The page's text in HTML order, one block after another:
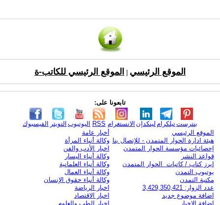
الموقع الرئيسي الموقع الرئيسي للكاتب-ة
تابعونا على:
الفيسبوك التويتر اليوتيوب RSS الانستغرام لينكدإن تيلكرامبنترست
الموقع الرئيسي
هيئة ادارة الحوار المتمدن - للإتصال بنا
إحصائيات مؤسسة الحوار المتمدن
قواعد النشر
ابرز كتاب / كاتبات الحوار المتمدن
يوتيوب التمدن
مكتبة التمدن
عدد الزوار: 3,429,350,421
اضافة موضوع جديد
اضافة الاخبار
أخبار عامة
وكالة أنباء المرأة
اخبار الأدب والفن
وكالة أنباء اليسار
وكالة أنباء العلمانية
وكالة أنباء العمال
وكالة أنباء حقوق الإنسان
اخبار الرياضة
اخبار الاقتصاد
اخبار الطب والعلوم